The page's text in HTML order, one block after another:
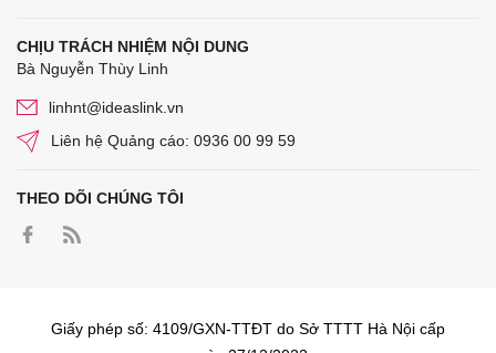
CHỊU TRÁCH NHIỆM NỘI DUNG
Bà Nguyễn Thùy Linh
linhnt@ideaslink.vn
Liên hệ Quảng cáo: 0936 00 99 59
THEO DÕI CHÚNG TÔI
Giấy phép số: 4109/GXN-TTĐT do Sở TTTT Hà Nội cấp